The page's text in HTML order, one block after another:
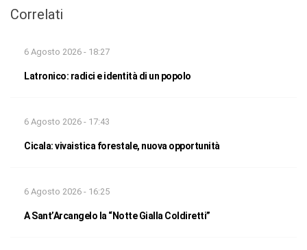
Correlati
6 Agosto 2026 - 18:27
Latronico: radici e identità di un popolo
6 Agosto 2026 - 17:43
Cicala: vivaistica forestale, nuova opportunità
6 Agosto 2026 - 16:25
A Sant’Arcangelo la “Notte Gialla Coldiretti”